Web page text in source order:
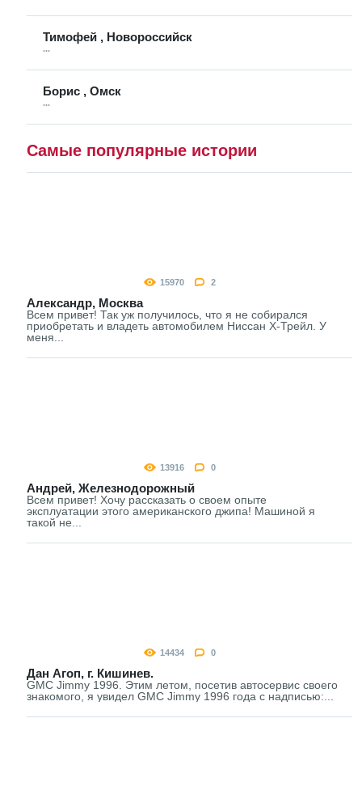
Тимофей , Новороссийск
...
Борис , Омск
...
Самые популярные истории
15970 2
Александр, Москва
Всем привет! Так уж получилось, что я не собирался
приобретать и владеть автомобилем Ниссан Х-Трейл. У
меня...
13916 0
Андрей, Железнодорожный
Всем привет! Хочу рассказать о своем опыте
эксплуатации этого американского джипа! Машиной я
такой не...
14434 0
Дан Агоп, г. Кишинев.
GMC Jimmy 1996. Этим летом, посетив автосервис своего
знакомого, я увидел GMC Jimmy 1996 года с надписью:...